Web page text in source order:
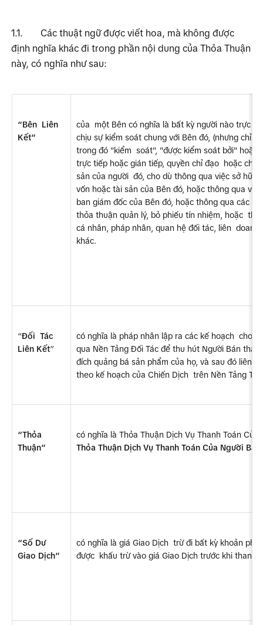
1.1.
Các thuật ngữ được viết hoa, mà không được
định nghĩa khác đi trong phần nội dung của Thỏa Thuận
này, có nghĩa như sau:
“Bên  Liên
Kết”
của  một Bên có nghĩa là bất kỳ người nào trực
chịu sự kiểm soát chung với Bên đó, (nhưng chỉ
trong đó "kiểm  soát", "được kiểm soát bởi" hoặc
trực tiếp hoặc gián tiếp, quyền chỉ đạo  hoặc
sản của người  đó, cho dù thông qua việc sở
vốn hoặc tài sản của Bên đó, hoặc thông qua
ban giám đốc của Bên đó, hoặc thông qua các
thỏa thuận quản lý, bỏ phiếu tín nhiệm, hoặc
cá nhân, pháp nhân, quan hệ đối tác, liên
khác.
“Đối  Tác
Liên Kết”
có nghĩa là pháp nhân lập ra các kế hoạch  cho
qua Nền Tảng Đối Tác để thu hút Người Bán
đích quảng bá sản phẩm của họ, và sau đó liên
theo kế hoạch của Chiến Dịch  trên Nền Tảng
“Thỏa
Thuận”
có nghĩa là Thỏa Thuận Dịch Vụ Thanh Toán
Thỏa Thuận Dịch Vụ Thanh Toán Của Người
“Số Dư
Giao Dịch”
có nghĩa là giá Giao Dịch  trừ đi bất kỳ khoản phí
được  khấu trừ vào giá Giao Dịch trước khi thanh